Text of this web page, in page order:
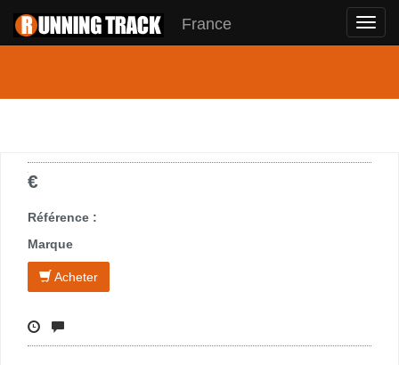
France
€
Référence :
Marque
Acheter